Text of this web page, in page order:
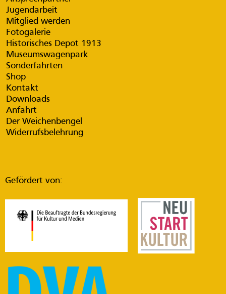
Jugendarbeit
Mitglied werden
Fotogalerie
Historisches Depot 1913
Museumswagenpark
Sonderfahrten
Shop
Kontakt
Downloads
Anfahrt
Der Weichenbengel
Widerrufsbelehrung
Gefördert von: